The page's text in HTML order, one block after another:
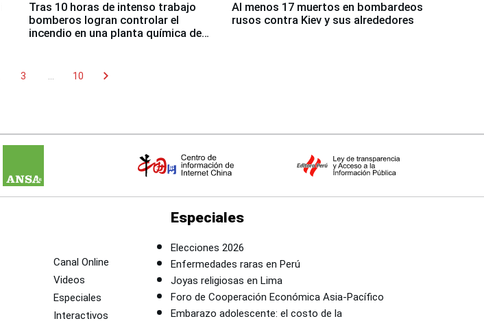
Tras 10 horas de intenso trabajo
bomberos logran controlar el
incendio en una planta química de
Al menos 17 muertos en bombardeos
rusos contra Kiev y sus alrededores
3 10 chevron_right
Canal Online
Videos
Especiales
Interactivos
Especiales
Elecciones 2026
Enfermedades raras en Perú
Joyas religiosas en Lima
Foro de Cooperación Económica Asia-Pacífico
Embarazo adolescente: el costo de la